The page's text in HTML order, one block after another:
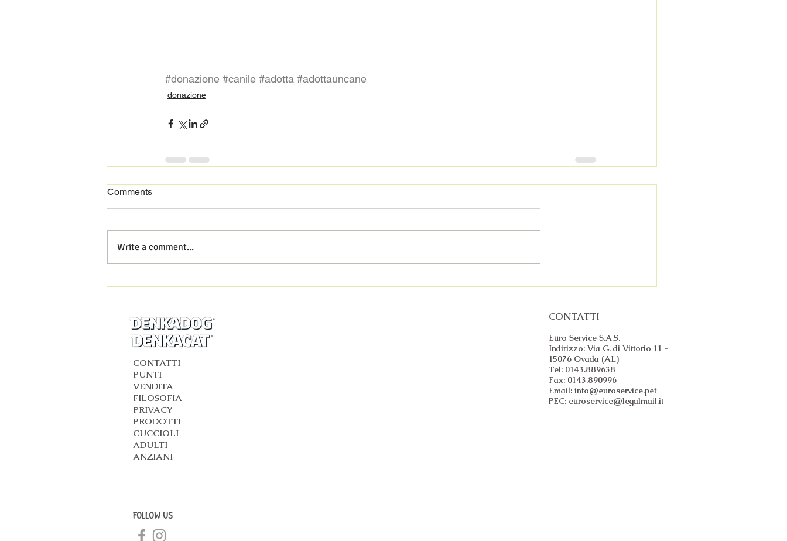
#donazione #canile #adotta #adottauncane
donazione
Comments
Write a comment...
CONTATTI
PUNTI
VENDITA
FILOSOFIA
PRIVACY
PRODOTTI
CUCCIOLI
ADULTI
ANZIANI
CONTATTI
Euro Service S.A.S.
Indirizzo: Via G. di Vittorio 11 -
15076 Ovada (AL)
Tel: 0143.889638
Fax: 0143.890996
Email: info@euroservice.pet
PEC: euroservice@legalmail.it
FOLLOW US